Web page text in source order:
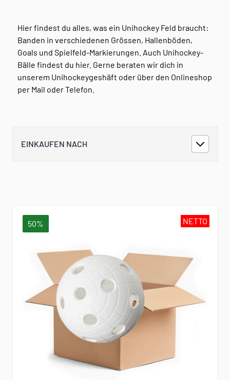
Hier findest du alles, was ein Unihockey Feld braucht:
Banden in verschiedenen Grössen, Hallenböden,
Goals und Spielfeld-Markierungen. Auch Unihockey-
Bälle findest du hier. Gerne beraten wir dich in
unserem Unihockeygeshäft oder über den Onlineshop
per Mail oder Telefon.
EINKAUFEN NACH
NETTO
50%